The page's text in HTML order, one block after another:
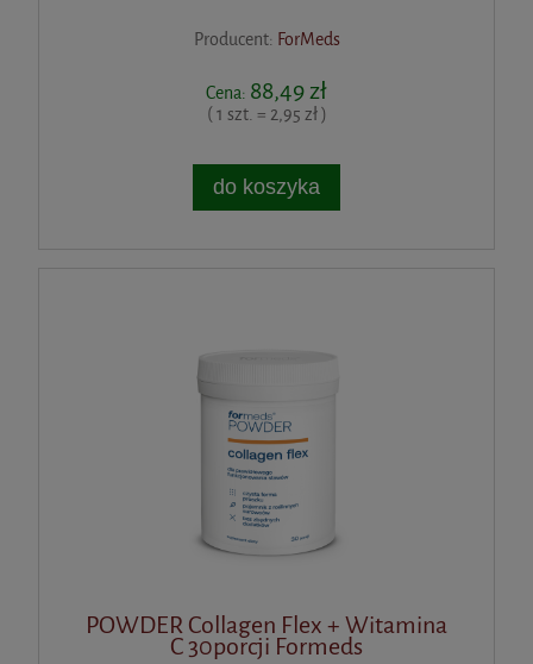
Producent: ForMeds
Cena: 88,49 zł
( 1 szt. = 2,95 zł )
do koszyka
POWDER Collagen Flex + Witamina
C 30porcji Formeds